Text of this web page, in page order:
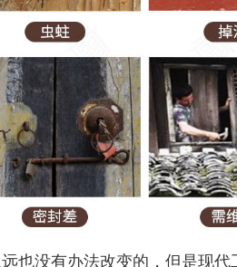
也没有办法改变的，但是现